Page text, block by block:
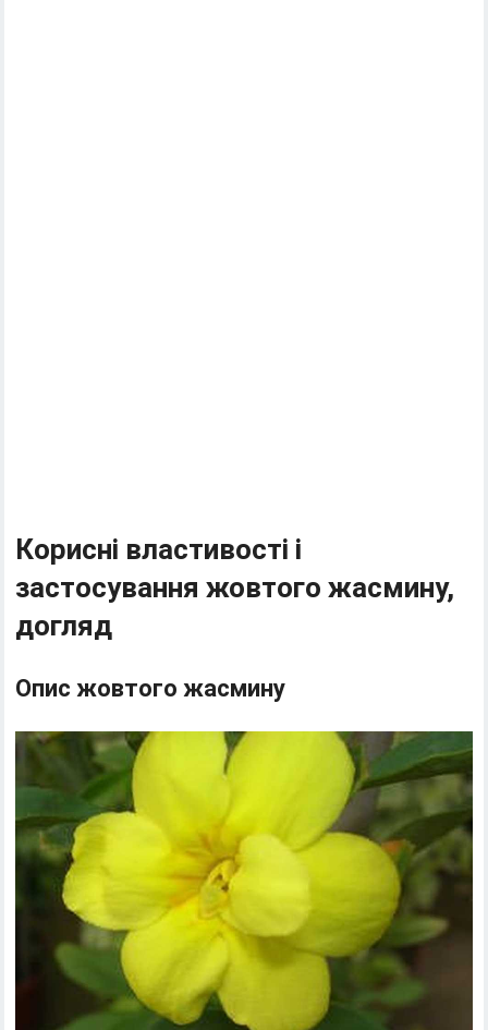
Корисні властивості і
застосування жовтого жасмину,
догляд
Опис жовтого жасмину